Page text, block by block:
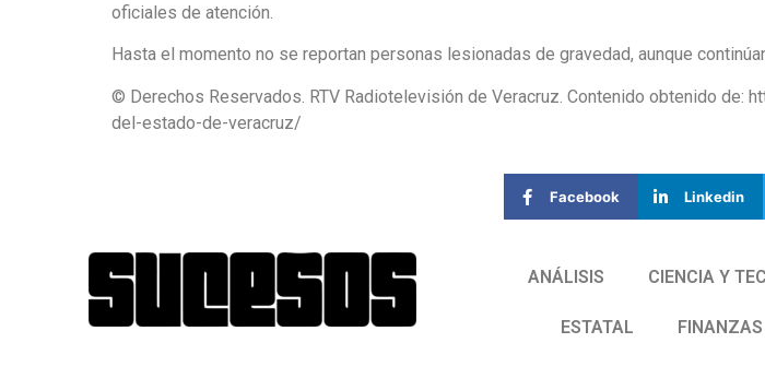
oficiales de atención.
Hasta el momento no se reportan personas lesionadas de gravedad, aunque
© Derechos Reservados. RTV Radiotelevisión de Veracruz. Contenido obtenido
del-estado-de-veracruz/
Facebook Linkedin
ANÁLISIS CIENCIA Y
ESTATAL FINANZAS